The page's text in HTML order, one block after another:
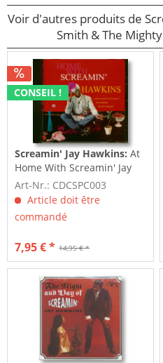
Voir d'autres produits de
Smith & The
CONSEIL !
Screamin' Jay Hawkins: At
Home With Screamin' Jay
Hawkins...plus (CD)
Art-Nr.: CDCSPC003
Article doit être
commandé
14,95 € *
7,95 € *